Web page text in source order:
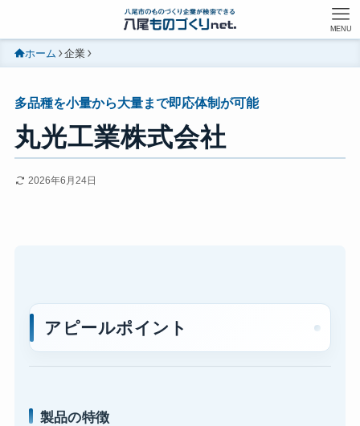
MENU
ホーム 企業
多品種を小量から大量まで即応体制が可能
丸光工業株式会社
2026年6月24日
アピールポイント
製品の特徴